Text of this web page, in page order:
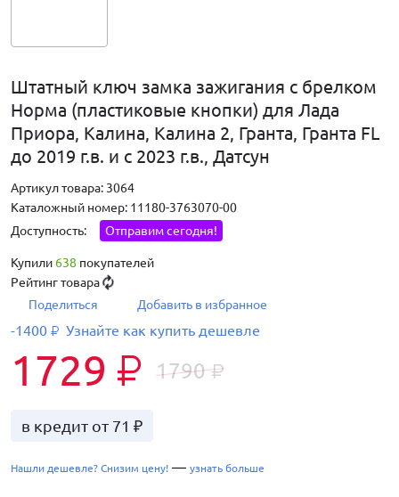
Штатный ключ замка зажигания с брелком
Норма (пластиковые кнопки) для Лада
Приора, Калина, Калина 2, Гранта, Гранта FL
до 2019 г.в. и с 2023 г.в., Датсун
Артикул товара: 3064
Каталожный номер: 11180-3763070-00
Доступность:
Отправим сегодня!
Купили 638 покупателей
Рейтинг товара
Поделиться
Добавить в избранное
-1400 ₽ Узнайте как купить дешевле
1729 ₽ 1790₽
в кредит от 71 ₽
Нашли дешевле? Снизим цену! — узнать больше